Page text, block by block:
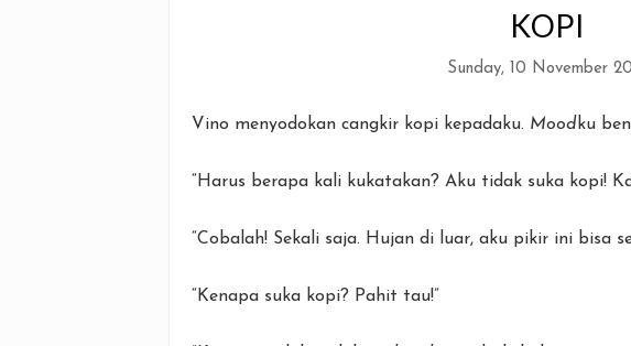
KOPI
Sunday, 10 November
Vino menyodokan cangkir kopi kepadaku. Mood ku
“Harus berapa kali kukatakan? Aku tidak suka kopi!
“Cobalah! Sekali saja. Hujan di luar, aku pikir ini bisa
“Kenapa suka kopi? Pahit tau!”